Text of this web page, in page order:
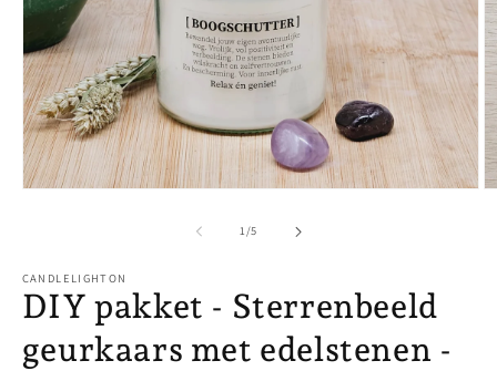
1/van
5
CANDLELIGHTON
DIY pakket - Sterrenbeeld
geurkaars met edelstenen -